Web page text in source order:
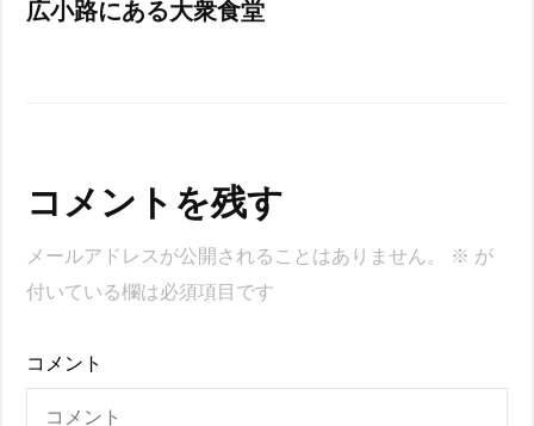
広小路にある大衆食堂
コメントを残す
メールアドレスが公開されることはありません。 ※ が
付いている欄は必須項目です
コメント